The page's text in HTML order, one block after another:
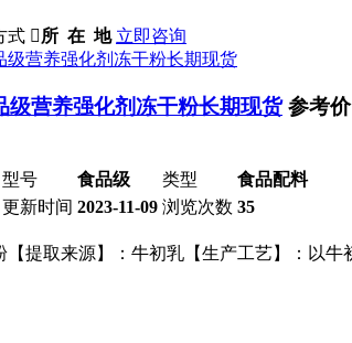
式 所 在 地 立即咨询
级营养强化剂冻干粉长期现货 参考
型号 食品级 类型
食品配料
更新时间 2023-11-09 浏览次数 35
【提取来源】：牛初乳【生产工艺】：以